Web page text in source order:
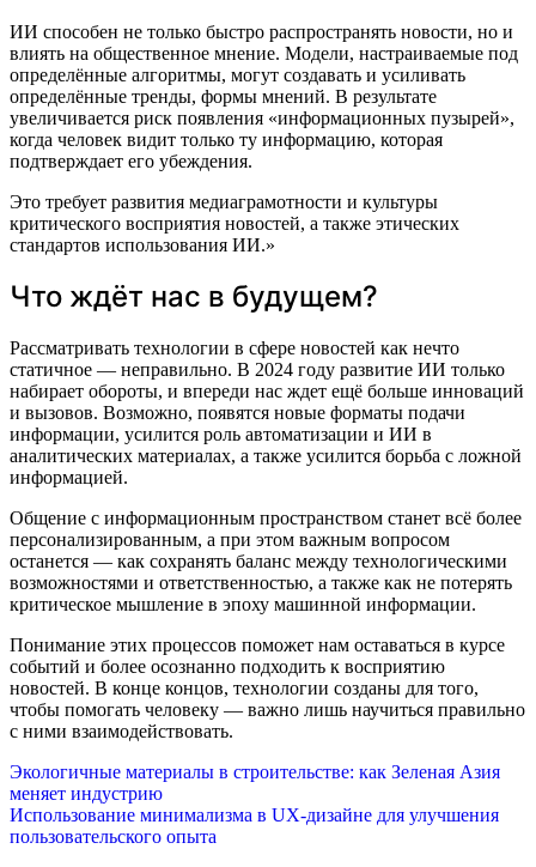
ИИ способен не только быстро распространять новости, но и
влиять на общественное мнение. Модели, настраиваемые под
определённые алгоритмы, могут создавать и усиливать
определённые тренды, формы мнений. В результате
увеличивается риск появления «информационных пузырей»,
когда человек видит только ту информацию, которая
подтверждает его убеждения.
Это требует развития медиаграмотности и культуры
критического восприятия новостей, а также этических
стандартов использования ИИ.»
Что ждёт нас в будущем?
Рассматривать технологии в сфере новостей как нечто
статичное — неправильно. В 2024 году развитие ИИ только
набирает обороты, и впереди нас ждет ещё больше инноваций
и вызовов. Возможно, появятся новые форматы подачи
информации, усилится роль автоматизации и ИИ в
аналитических материалах, а также усилится борьба с ложной
информацией.
Общение с информационным пространством станет всё более
персонализированным, а при этом важным вопросом
останется — как сохранять баланс между технологическими
возможностями и ответственностью, а также как не потерять
критическое мышление в эпоху машинной информации.
Понимание этих процессов поможет нам оставаться в курсе
событий и более осознанно подходить к восприятию
новостей. В конце концов, технологии созданы для того,
чтобы помогать человеку — важно лишь научиться правильно
с ними взаимодействовать.
Навигация
по
записям
Экологичные материалы в строительстве: как Зеленая Азия
меняет индустрию
Использование минимализма в UX-дизайне для улучшения
пользовательского опыта